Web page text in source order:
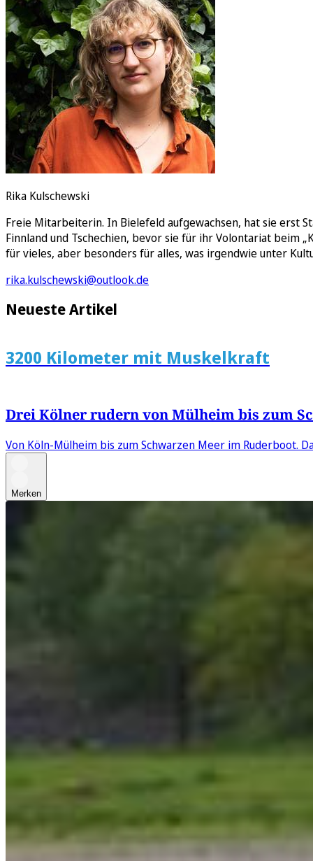
Rika Kulschewski
Freie Mitarbeiterin. In Bielefeld aufgewachsen, hat sie erst
Finnland und Tschechien, bevor sie für ihr Volontariat beim
für vieles, aber besonders für alles, was irgendwie unter
rika.kulschewski@outlook.de
Neueste Artikel
3200 Kilometer mit Muskelkraft
Drei Kölner rudern von Mülheim bis zum
Von Köln-Mülheim bis zum Schwarzen Meer im Ruderboot.
Merken